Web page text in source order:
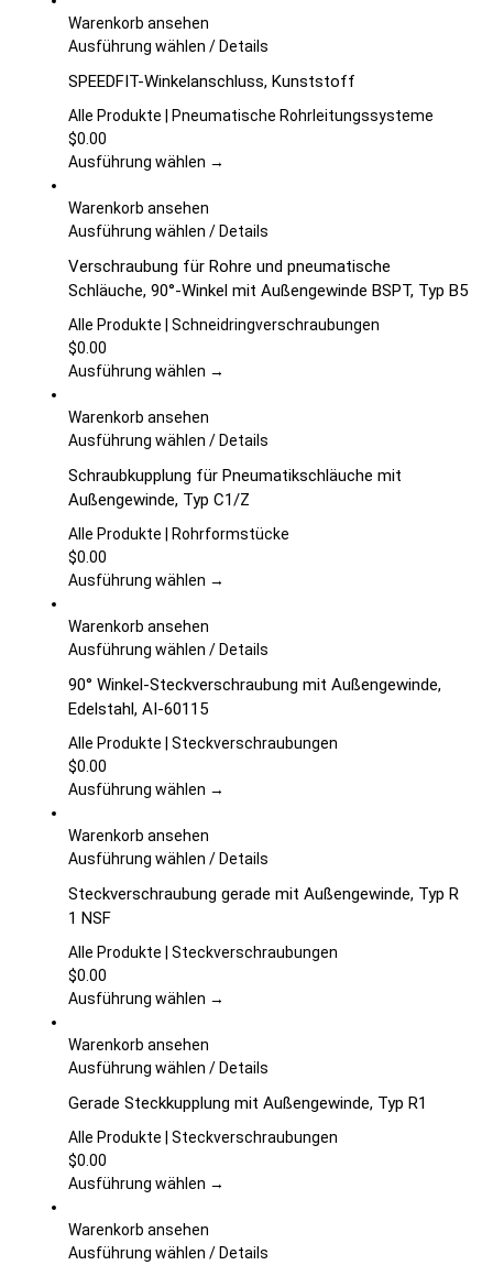
auf
Produktseite
gewählt
Warenkorb ansehen
Ausführung wählen Dieses
weist
mehrere
auf.
können
der
Produktseite
gewählt
/Details
SPEEDFIT-Winkelanschluss, Kunststoff
Alle Produkte | Pneumatische Rohrleitungssysteme
$0.00
Ausführung wählen →
Warenkorb ansehen
Ausführung wählen Dieses
weist
mehrere
Varianten
Die
auf
Produktseite
gewählt
werden
/Details
Verschraubung für Rohre und pneumatische
Schläuche, 90°-Winkel mit Außengewinde BSPT, Typ B5
Alle Produkte | Schneidringverschraubungen
$0.00
Ausführung wählen →
Warenkorb ansehen
Ausführung wählen Dieses
weist
mehrere
Varianten
Die
auf
Produktseite
werden
/Details
Schraubkupplung für Pneumatikschläuche mit
Außengewinde, Typ C1/Z
Alle Produkte | Rohrformstücke
$0.00
Ausführung wählen →
Warenkorb ansehen
Ausführung wählen Dieses
weist
Varianten
Die
auf
Produktseite
werden
/Details
90° Winkel-Steckverschraubung mit Außengewinde,
Edelstahl, AI-60115
Alle Produkte | Steckverschraubungen
$0.00
Ausführung wählen →
Warenkorb ansehen
Ausführung wählen Dieses
weist
Varianten
Die
auf
Produktseite
gewählt
/Details
Steckverschraubung gerade mit Außengewinde, Typ R
1 NSF
Alle Produkte | Steckverschraubungen
$0.00
Ausführung wählen →
Warenkorb ansehen
Ausführung wählen Dieses
weist
mehrere
auf.
können
/Details
Gerade Steckkupplung mit Außengewinde, Typ R1
Alle Produkte | Steckverschraubungen
$0.00
Ausführung wählen →
Warenkorb ansehen
Ausführung wählen Dieses
/Details